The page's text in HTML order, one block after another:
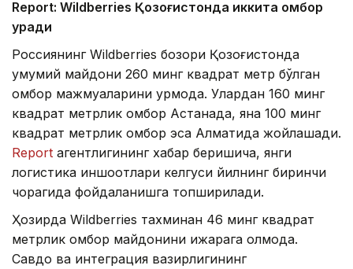
Report: Wildberries Қозоғистонда иккита омбор
қуради
Россиянинг Wildberries бозори Қозоғистонда
умумий майдони 260 минг квадрат метр бўлган
омбор мажмуаларини қурмоқда. Улардан 160 минг
квадрат метрлик омбор Астанада, яна 100 минг
квадрат метрлик омбор эса Алматида жойлашади.
Report агентлигининг хабар беришича, янги
логистика иншоотлари келгуси йилнинг биринчи
чорагида фойдаланишга топширилади.
Ҳозирда Wildberries тахминан 46 минг квадрат
метрлик омбор майдонини ижарага олмоқда.
Савдо ва интеграция вазирлигининг